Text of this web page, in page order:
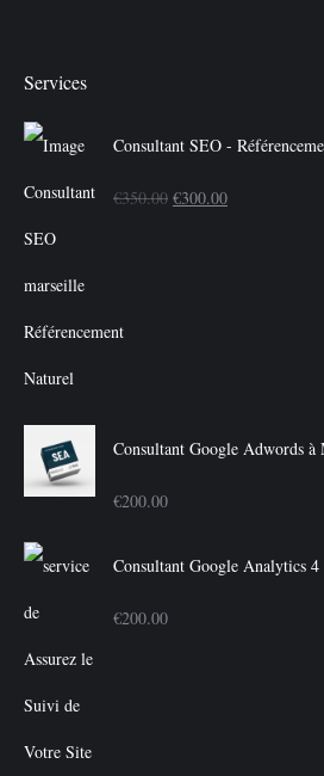
Services
Consultant SEO -
€350.00 Le
€300.00Le
Consultant Google Adwords à
€200.00
Consultant Google Analytics
€200.00